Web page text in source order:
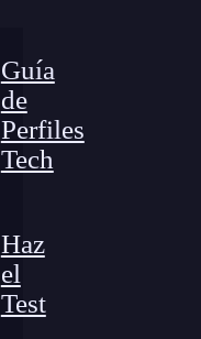
Guía
de
Perfiles
Tech
Haz
el
Test